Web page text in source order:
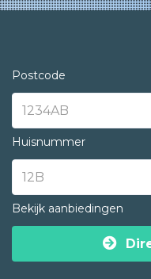
Postcode
Huisnummer
Bekijk aanbiedingen